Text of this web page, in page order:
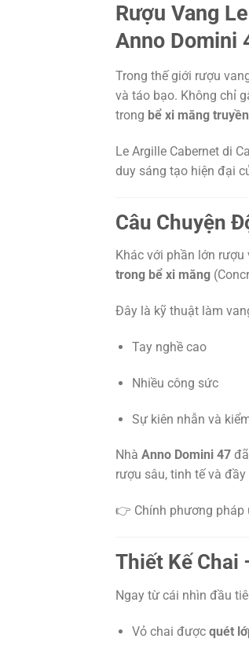
Rượu Vang
Anno Domini
Trong thế giới rượu
và táo bạo. Không chỉ
trong bể xi măng
Le Argille Cabernet di
duy sáng tạo hiện đại
Câu Chuyện
Khác với phần lớn
trong bể xi măng
Đây là kỹ thuật làm
Tay nghề cao
Nhiều công sức
Sự kiên nhẫn và
Nhà Anno Domini 47
rượu sâu, tinh tế và đầy
👉 Chính phương pháp
Thiết Kế Chai
Ngay từ cái nhìn đầu
Vỏ chai được quét